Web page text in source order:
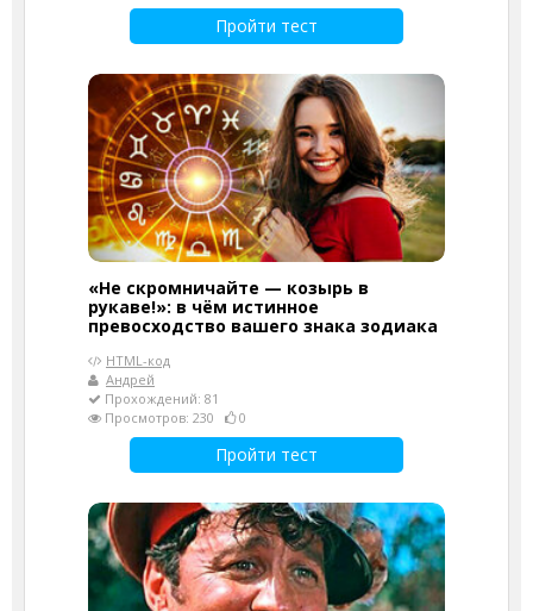
Пройти тест
«Не скромничайте — козырь в
рукаве!»: в чём истинное
превосходство вашего знака зодиака
HTML-код
Андрей
Прохождений: 81
Просмотров: 230
0
Пройти тест